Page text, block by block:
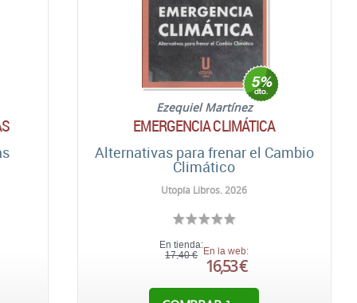
Ezequiel Martínez
EMERGENCIA CLIMÁTICA
Alternativas para frenar el Cambio
Climático
Utopía Libros. 2026
En tienda:
17,40 €
En la web:
16,53 €